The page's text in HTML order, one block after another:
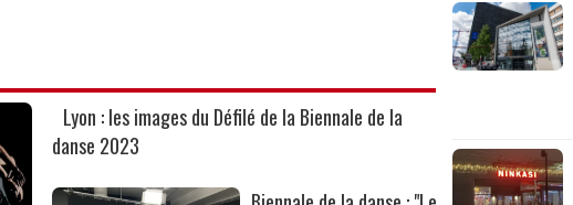
Lyon : les images du Défilé de la Biennale de la
danse 2023